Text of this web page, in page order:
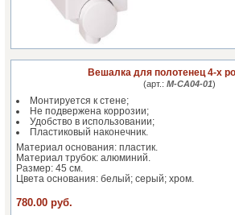
Вешалка для полотенец 4-х
(арт.: M-CA04-01)
Монтируется к стене;
Не подвержена коррозии;
Удобство в использовании;
Пластиковый наконечник.
Материал основания: пластик.
Материал трубок: алюминий.
Размер: 45 см.
Цвета основания: белый; серый; хром.
780.00 руб.